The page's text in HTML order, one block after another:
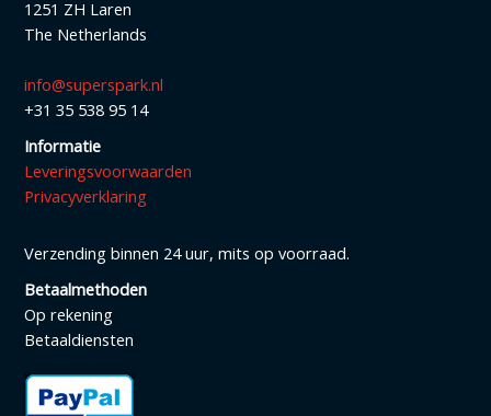
1251 ZH Laren
The Netherlands
info@superspark.nl
+31 35 538 95 14
Informatie
Leveringsvoorwaarden
Privacyverklaring
Verzending binnen 24 uur, mits op voorraad.
Betaalmethoden
Op rekening
Betaaldiensten